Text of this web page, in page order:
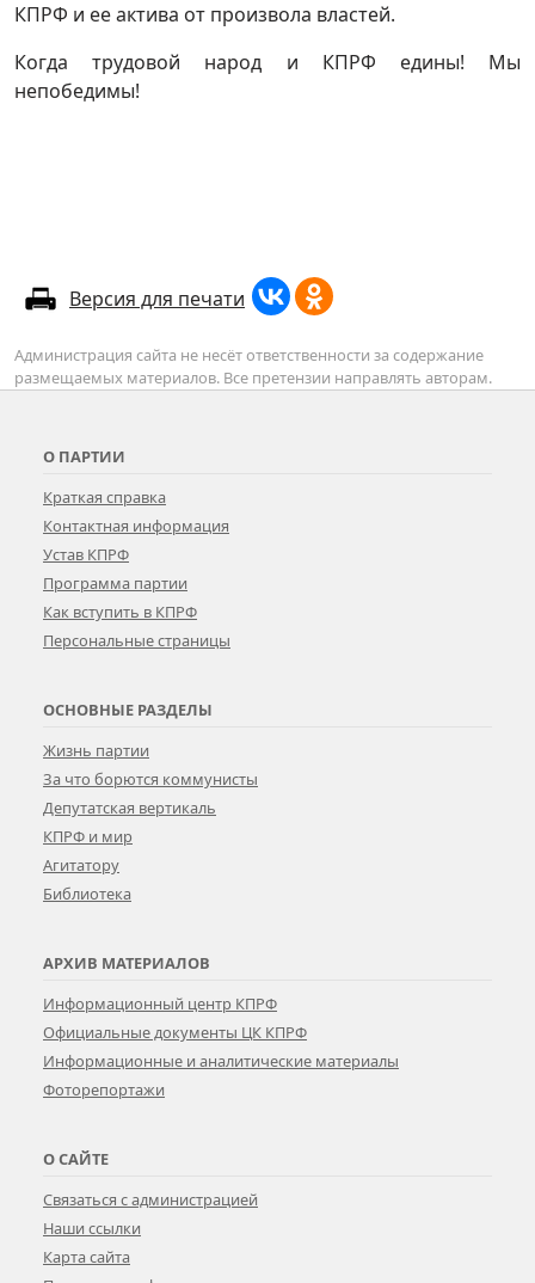
КПРФ и ее актива от произвола властей.
Когда трудовой народ и КПРФ едины! Мы
непобедимы!
Версия для печати
Администрация сайта не несёт ответственности за содержание
размещаемых материалов. Все претензии направлять авторам.
О ПАРТИИ
Краткая справка
Контактная информация
Устав КПРФ
Программа партии
Как вступить в КПРФ
Персональные страницы
ОСНОВНЫЕ РАЗДЕЛЫ
Жизнь партии
За что борются коммунисты
Депутатская вертикаль
КПРФ и мир
Агитатору
Библиотека
АРХИВ МАТЕРИАЛОВ
Информационный центр КПРФ
Официальные документы ЦК КПРФ
Информационные и аналитические материалы
Фоторепортажи
О САЙТЕ
Связаться с администрацией
Наши ссылки
Карта сайта